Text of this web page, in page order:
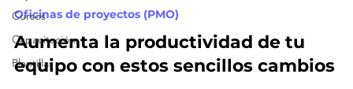
Cursos
Capacitación
Plantillas
Oficinas de proyectos (PMO)
Aumenta la productividad de tu